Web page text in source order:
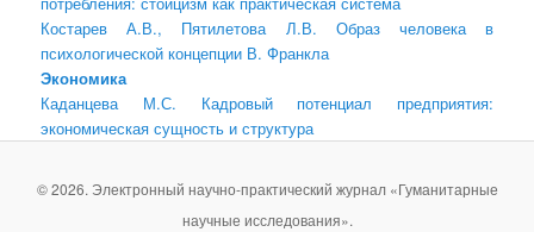
Костарев А.В., Пятилетова Л.В. Образ человека в
психологической концепции В. Франкла
Экономика
Каданцева М.С. Кадровый потенциал предприятия:
экономическая сущность и структура
© 2026. Электронный научно-практический журнал «Гуманитарные
научные исследования».